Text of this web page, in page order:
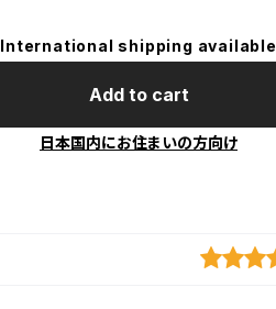
International shipping available
Add to cart
日本国内にお住まいの方向け